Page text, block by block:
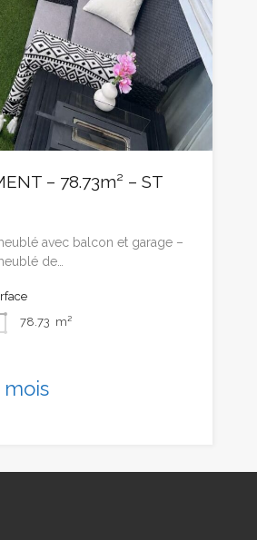
– 78.73m² – ST
avec balcon et garage –
de…
78.73 m²